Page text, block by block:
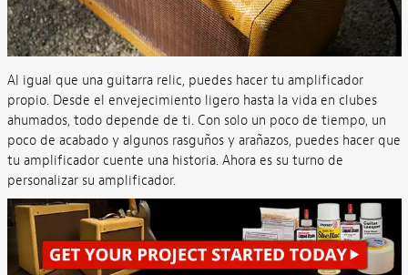
Al igual que una guitarra relic, puedes hacer tu amplificador
propio. Desde el envejecimiento ligero hasta la vida en clubes
ahumados, todo depende de ti. Con solo un poco de tiempo, un
poco de acabado y algunos rasguños y arañazos, puedes hacer que
tu amplificador cuente una historia. Ahora es su turno de
personalizar su amplificador.